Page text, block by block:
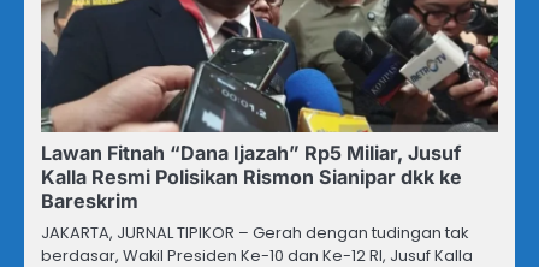
Lawan Fitnah “Dana Ijazah” Rp5 Miliar, Jusuf
Kalla Resmi Polisikan Rismon Sianipar dkk ke
Bareskrim
JAKARTA, JURNAL TIPIKOR – Gerah dengan tudingan tak
berdasar, Wakil Presiden Ke-10 dan Ke-12 RI, Jusuf Kalla